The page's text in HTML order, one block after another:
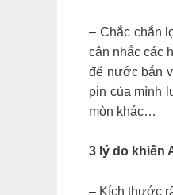
– Chắc chắn
cân nhắc các
để nước bắn
pin của mình
mòn khác…
3 lý do khiến
– Kích thước